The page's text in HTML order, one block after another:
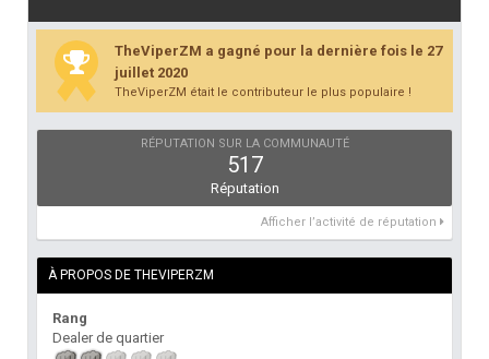
TheViperZM a gagné pour la dernière fois le 27
juillet 2020
TheViperZM était le contributeur le plus populaire !
RÉPUTATION SUR LA COMMUNAUTÉ
517
Réputation
Afficher l’activité de réputation
À PROPOS DE THEVIPERZM
Rang
Dealer de quartier